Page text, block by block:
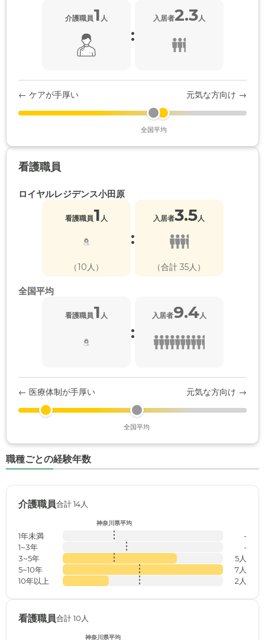
介護職員1 人
:
入居者2.3人
← ケアが手厚い 元気な方向け →
全国平均
看護職員
ロイヤルレジデンス小田原
看護職員1 人
（10人）
:
入居者3.5 人
（合計 35人）
全国平均
看護職員1 人
:
入居者9.4人
← 医療体制が手厚い 元気な方向け →
全国平均
職種ごとの経験年数
介護職員合計 14人
神奈川県平均
1年未満
-
1~3年
-
3~5年
5人
5~10年
7人
10年以上
2人
看護職員合計 10人
神奈川県平均